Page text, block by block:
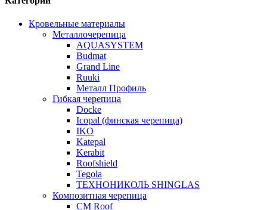
Кровельные материалы
Металлочерепица
AQUASYSTEM
Budmat
Grand Line
Ruuki
Металл Профиль
Гибкая черепица
Docke
Icopal (финская черепица)
IKO
Katepal
Kerabit
Roofshield
Tegola
ТЕХНОНИКОЛЬ SHINGLAS
Композитная черепица
CM Roof